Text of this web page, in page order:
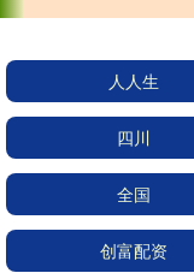
人人生
四川
全国
创富配资